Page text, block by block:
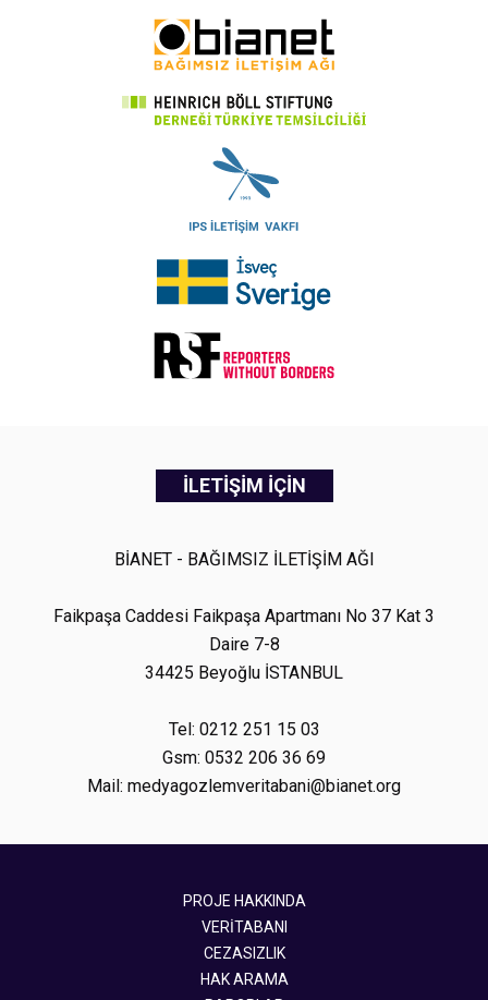
İLETİŞİM İÇİN
BİANET - BAĞIMSIZ İLETİŞİM AĞI
Faikpaşa Caddesi Faikpaşa Apartmanı No 37 Kat 3
Daire 7-8
34425 Beyoğlu İSTANBUL
Tel: 0212 251 15 03
Gsm: 0532 206 36 69
Mail: medyagozlemveritabani@bianet.org
PROJE HAKKINDA
VERİTABANI
CEZASIZLIK
HAK ARAMA